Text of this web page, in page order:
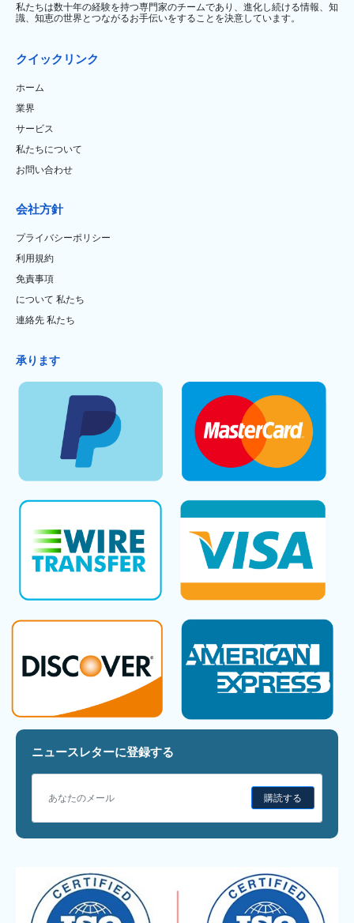
私たちは数十年の経験を持つ専門家のチームであり、進化し続ける情報、知
識、知恵の世界とつながるお手伝いをすることを決意しています。
クイックリンク
ホーム
業界
サービス
私たちについて
お問い合わせ
会社方針
プライバシーポリシー
利用規約
免責事項
について 私たち
連絡先 私たち
承ります
ニュースレターに登録する
購読する